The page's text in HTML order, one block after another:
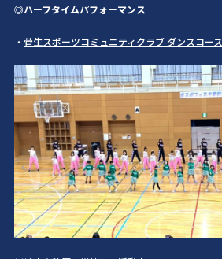
◎ハーフタイムパフォーマンス
・ 菅生スポーツコミュニティクラブ ダンスコース